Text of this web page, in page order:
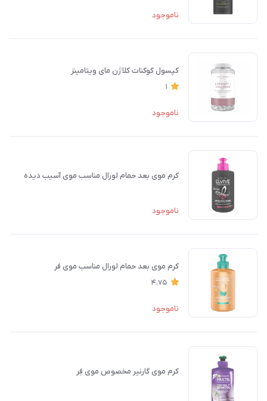
ناموجود
کپسول کوکنات کلاژن مای ویتامینز
1
ناموجود
کرم موی بعد حمام لورال مناسب موی آسیب دیده
ناموجود
کرم موی بعد حمام لورال مناسب موی فر
4.75
ناموجود
کرم موی گارنیر مخصوص موی فِر